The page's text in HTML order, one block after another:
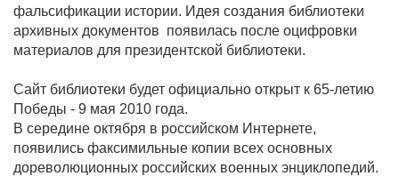
фальсификации истории. Идея создания библиотеки
архивных документов появилась после оцифровки
материалов для президентской библиотеки.
Сайт библиотеки будет официально открыт к 65-летию
Победы - 9 мая 2010 года.
В середине октября в российском Интернете,
появились факсимильные копии всех основных
дореволюционных российских военных энциклопедий.